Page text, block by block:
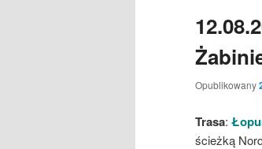
Opublikowany
Trasa:
ścieżką